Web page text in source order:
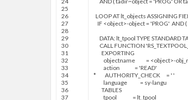
25
26
27
28
29
30
31
32
33
34
35
36
37
LOOP ATlt objects ASSIGNING
IF <object>-object = 'PROG' AND (
DATA:lt tpool TYPE STANDARD
CALL FUNCTION
EXPORTING
objectname
= <object>-obj
action
= 'READ'
* AUTHORITY_CHECK = ' '
language
= sy-langu
TABLES
tpool
= lt tpool